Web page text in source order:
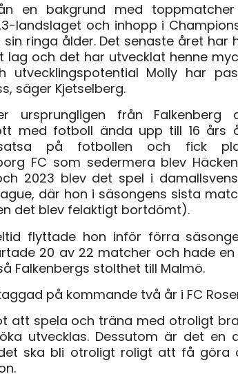
en bakgrund med toppmatcher
landslaget och inhopp i
ringa ålder. Det senaste året har
och det har utvecklat henne
utvecklingspotential Molly har
säger Kjetselberg.
ursprungligen från Falkenberg
med fotboll ända upp till 16 års
på fotbollen och fick
FC som sedermera blev
2023 blev det spel i
där hon i säsongens sista
det blev felaktigt bortdömt).
flyttade hon inför förra
20 av 22 matcher och hade
Falkenbergs stolthet till Malmö.
på kommande två år i FC
att spela och träna med otroligt
utvecklas. Dessutom är det en
ska bli otroligt roligt att få göra